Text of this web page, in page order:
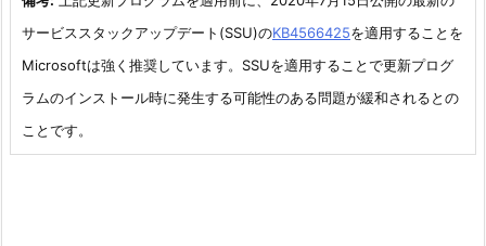
サービススタックアップデート(SSU)のKB4566425を適用することを
Microsoftは強く推奨しています。SSUを適用することで更新プログ
ラムのインストール時に発生する可能性のある問題が緩和されるとの
ことです。